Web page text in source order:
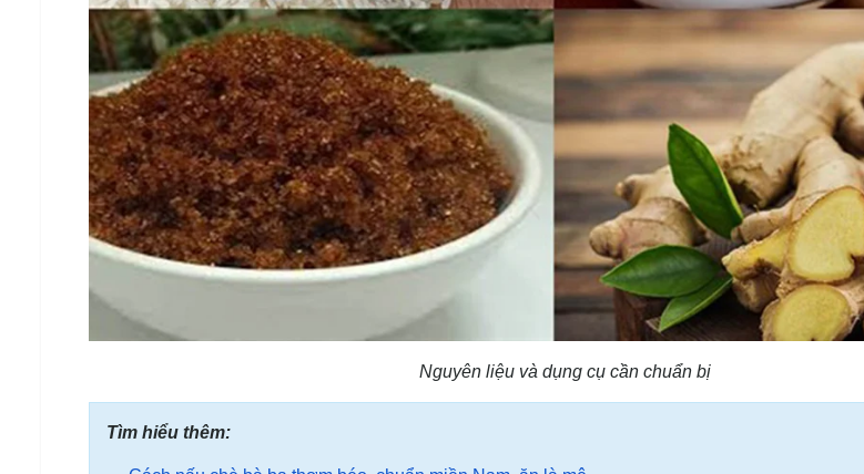
Nguyên liệu và dụng cụ cần chuẩn bị
Tìm hiểu thêm: